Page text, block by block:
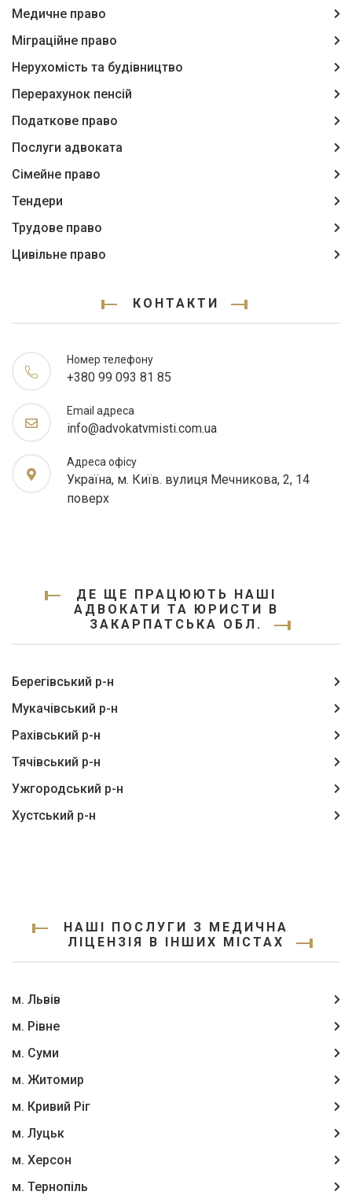
Медичне право
Міграційне право
Нерухомість та будівництво
Перерахунок пенсій
Податкове право
Послуги адвоката
Сімейне право
Тендери
Трудове право
Цивільне право
КОНТАКТИ
Номер телефону
+380 99 093 81 85
Email адреса
info@advokatvmisti.com.ua
Адреса офісу
Україна, м. Київ. вулиця Мечникова, 2, 14
поверх
ДЕ ЩЕ ПРАЦЮЮТЬ НАШІ
АДВОКАТИ ТА ЮРИСТИ В
ЗАКАРПАТСЬКА ОБЛ.
Берегівський р-н
Мукачівський р-н
Рахівський р-н
Тячівський р-н
Ужгородський р-н
Хустський р-н
НАШІ ПОСЛУГИ З МЕДИЧНА
ЛІЦЕНЗІЯ В ІНШИХ МІСТАХ
м. Львів
м. Рівне
м. Суми
м. Житомир
м. Кривий Ріг
м. Луцьк
м. Херсон
м. Тернопіль